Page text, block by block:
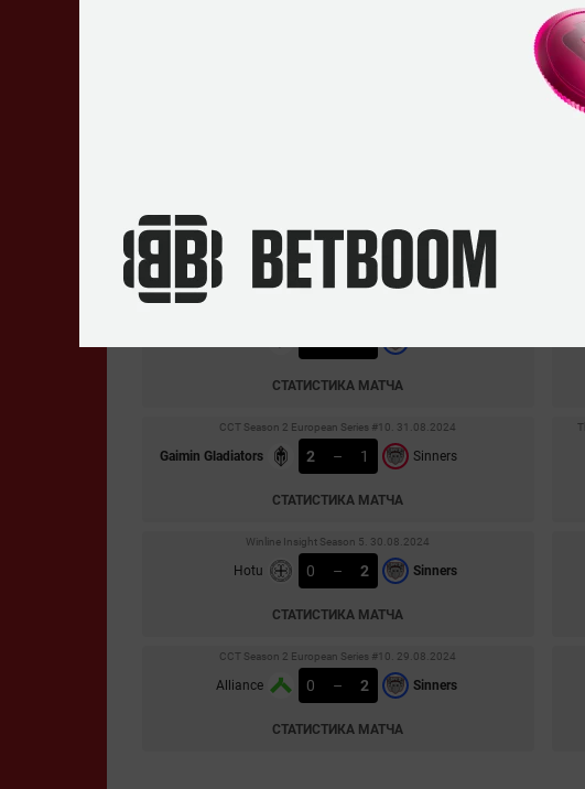
Sinners 1 – 2 Gaimin Gladiators
СТАТИСТИКА МАТЧА
CCT Season 2 European Series #10. 31.08.2024
Gaimin Gladiators 2 – 1 Sinners
СТАТИСТИКА МАТЧА
Winline Insight Season 5. 30.08.2024
Hotu 0 – 2 Sinners
СТАТИСТИКА МАТЧА
CCT Season 2 European Series #10. 29.08.2024
Alliance 0 – 2 Sinners
СТАТИСТИКА МАТЧА